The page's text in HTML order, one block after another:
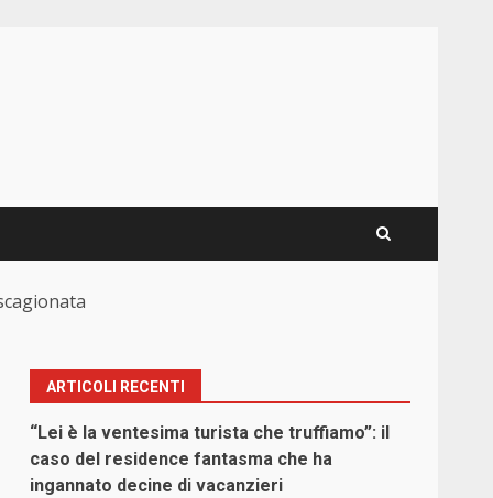
ARTICOLI RECENTI
“Lei è la ventesima turista che truffiamo”: il
caso del residence fantasma che ha
ingannato decine di vacanzieri